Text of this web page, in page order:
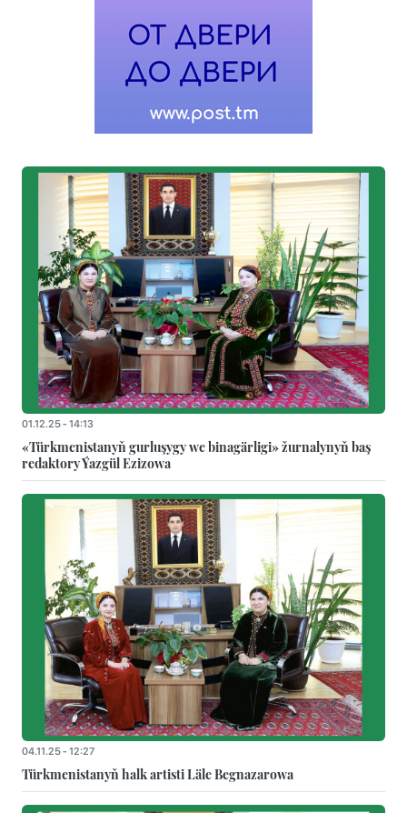
01.12.25 - 14:13
«Türkmenistanyň gurluşygy we binagärligi» žurnalynyň baş
redaktory Ýazgül Ezizowa
04.11.25 - 12:27
Türkmenistanyň halk artisti Läle Begnazarowa